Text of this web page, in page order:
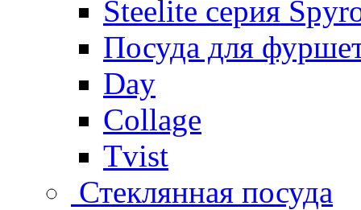
Steelite серия
Посуда для
Day
Collage
Tvist
Стеклянная посуда